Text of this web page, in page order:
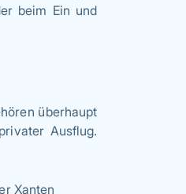
beim Ein und
überhaupt
Ausflug.
Xanten